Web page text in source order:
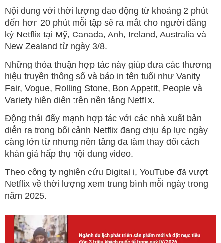
Nội dung với thời lượng dao động từ khoảng 2 phút
đến hơn 20 phút mỗi tập sẽ ra mắt cho người đăng
ký Netflix tại Mỹ, Canada, Anh, Ireland, Australia và
New Zealand từ ngày 3/8.
Những thỏa thuận hợp tác này giúp đưa các thương
hiệu truyền thông số và báo in tên tuổi như Vanity
Fair, Vogue, Rolling Stone, Bon Appetit, People và
Variety hiện diện trên nền tảng Netflix.
Động thái đẩy mạnh hợp tác với các nhà xuất bản
diễn ra trong bối cảnh Netflix đang chịu áp lực ngày
càng lớn từ những nền tảng đã làm thay đổi cách
khán giả hấp thụ nội dung video.
Theo công ty nghiên cứu Digital i, YouTube đã vượt
Netflix về thời lượng xem trung bình mỗi ngày trong
năm 2025.